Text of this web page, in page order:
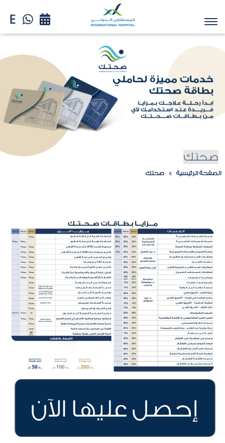
صحتك
الصفحة الرئيسية صحتك